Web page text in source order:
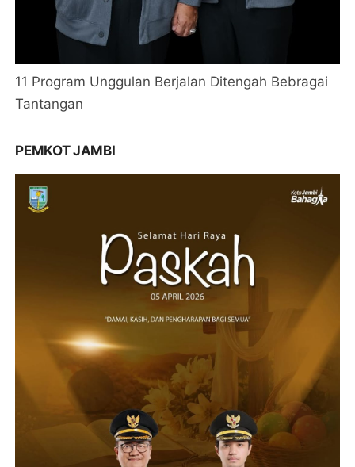
11 Program Unggulan Berjalan Ditengah Bebragai
Tantangan
PEMKOT JAMBI